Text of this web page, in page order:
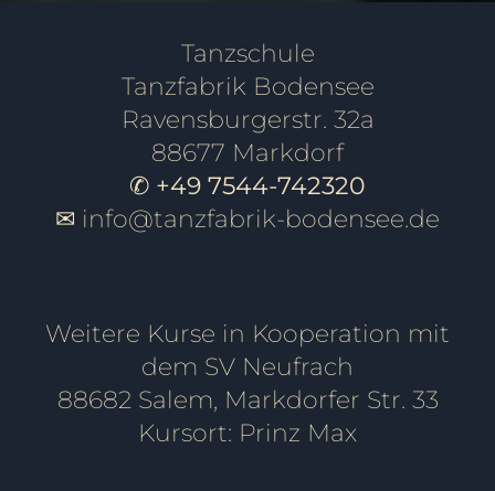
Tanzschule
Tanzfabrik Bodensee
Ravensburgerstr. 32a
88677 Markdorf
✆ +49 7544-742320
✉ info@tanzfabrik-bodensee.de
Weitere Kurse in Kooperation mit
dem SV Neufrach
88682 Salem, Markdorfer Str. 33
Kursort: Prinz Max